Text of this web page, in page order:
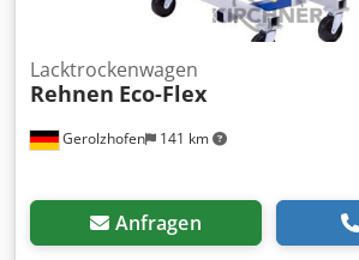
Gerolzhofen 141 km
Lacktrockenwagen
Rehnen Eco-Flex
Anfragen